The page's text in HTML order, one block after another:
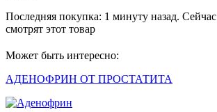
Последняя покупка: 1 минуту назад. Сейчас
смотрят этот товар
Может быть интересно:
АДЕНОФРИН ОТ ПРОСТАТИТА